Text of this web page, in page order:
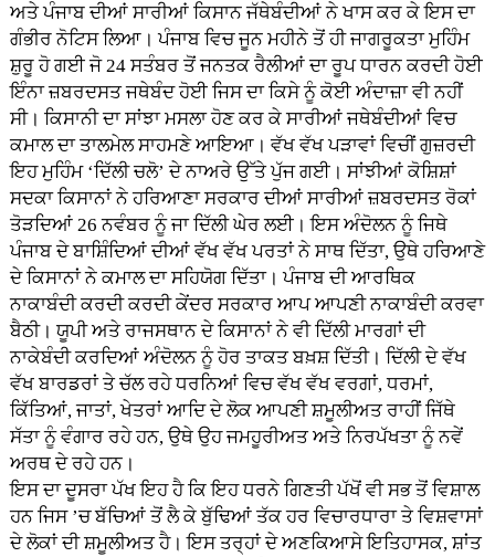
ਅਤੇ ਪੰਜਾਬ ਦੀਆਂ ਸਾਰੀਆਂ ਕਿਸਾਨ ਜੱਥੇਬੰਦੀਆਂ ਨੇ ਖਾਸ ਕਰ ਕੇ ਇਸ ਦਾ
ਗੰਭੀਰ ਨੋਟਿਸ ਲਿਆ। ਪੰਜਾਬ ਵਿਚ ਜੂਨ ਮਹੀਨੇ ਤੋਂ ਹੀ ਜਾਗਰੂਕਤਾ ਮੁਹਿੰਮ
ਸ਼ੁਰੂ ਹੋ ਗਈ ਜੋ 24 ਸਤੰਬਰ ਤੋਂ ਜਨਤਕ ਰੈਲੀਆਂ ਦਾ ਰੂਪ ਧਾਰਨ ਕਰਦੀ ਹੋਈ
ਇੰਨਾ ਜ਼ਬਰਦਸਤ ਜਥੇਬੰਦ ਹੋਈ ਜਿਸ ਦਾ ਕਿਸੇ ਨੂੰ ਕੋਈ ਅੰਦਾਜ਼ਾ ਵੀ ਨਹੀਂ
ਸੀ। ਕਿਸਾਨੀ ਦਾ ਸਾਂਝਾ ਮਸਲਾ ਹੋਣ ਕਰ ਕੇ ਸਾਰੀਆਂ ਜਥੇਬੰਦੀਆਂ ਵਿਚ
ਕਮਾਲ ਦਾ ਤਾਲਮੇਲ ਸਾਹਮਣੇ ਆਇਆ। ਵੱਖ ਵੱਖ ਪੜਾਵਾਂ ਵਿਚੀਂ ਗੁਜ਼ਰਦੀ
ਇਹ ਮੁਹਿੰਮ ‘ਦਿੱਲੀ ਚਲੋ’ ਦੇ ਨਾਅਰੇ ਉੱਤੇ ਪੁੱਜ ਗਈ। ਸਾਂਝੀਆਂ ਕੋਸ਼ਿਸ਼ਾਂ
ਸਦਕਾ ਕਿਸਾਨਾਂ ਨੇ ਹਰਿਆਣਾ ਸਰਕਾਰ ਦੀਆਂ ਸਾਰੀਆਂ ਜ਼ਬਰਦਸਤ ਰੋਕਾਂ
ਤੋੜਦਿਆਂ 26 ਨਵੰਬਰ ਨੂੰ ਜਾ ਦਿੱਲੀ ਘੇਰ ਲਈ। ਇਸ ਅੰਦੋਲਨ ਨੂੰ ਜਿਥੇ
ਪੰਜਾਬ ਦੇ ਬਾਸ਼ਿੰਦਿਆਂ ਦੀਆਂ ਵੱਖ ਵੱਖ ਪਰਤਾਂ ਨੇ ਸਾਥ ਦਿੱਤਾ, ਉਥੇ ਹਰਿਆਣੇ
ਦੇ ਕਿਸਾਨਾਂ ਨੇ ਕਮਾਲ ਦਾ ਸਹਿਯੋਗ ਦਿੱਤਾ। ਪੰਜਾਬ ਦੀ ਆਰਥਿਕ
ਨਾਕਾਬੰਦੀ ਕਰਦੀ ਕਰਦੀ ਕੇਂਦਰ ਸਰਕਾਰ ਆਪ ਆਪਣੀ ਨਾਕਾਬੰਦੀ ਕਰਵਾ
ਬੈਠੀ। ਯੂਪੀ ਅਤੇ ਰਾਜਸਥਾਨ ਦੇ ਕਿਸਾਨਾਂ ਨੇ ਵੀ ਦਿੱਲੀ ਮਾਰਗਾਂ ਦੀ
ਨਾਕੇਬੰਦੀ ਕਰਦਿਆਂ ਅੰਦੋਲਨ ਨੂੰ ਹੋਰ ਤਾਕਤ ਬਖ਼ਸ਼ ਦਿੱਤੀ। ਦਿੱਲੀ ਦੇ ਵੱਖ
ਵੱਖ ਬਾਰਡਰਾਂ ਤੇ ਚੱਲ ਰਹੇ ਧਰਨਿਆਂ ਵਿਚ ਵੱਖ ਵੱਖ ਵਰਗਾਂ, ਧਰਮਾਂ,
ਕਿੱਤਿਆਂ, ਜਾਤਾਂ, ਖੇਤਰਾਂ ਆਦਿ ਦੇ ਲੋਕ ਆਪਣੀ ਸ਼ਮੂਲੀਅਤ ਰਾਹੀਂ ਜਿੱਥੇ
ਸੱਤਾ ਨੂੰ ਵੰਗਾਰ ਰਹੇ ਹਨ, ਉਥੇ ਉਹ ਜਮਹੂਰੀਅਤ ਅਤੇ ਨਿਰਪੱਖਤਾ ਨੂੰ ਨਵੇਂ
ਅਰਥ ਦੇ ਰਹੇ ਹਨ।
ਇਸ ਦਾ ਦੂਸਰਾ ਪੱਖ ਇਹ ਹੈ ਕਿ ਇਹ ਧਰਨੇ ਗਿਣਤੀ ਪੱਖੋਂ ਵੀ ਸਭ ਤੋਂ ਵਿਸ਼ਾਲ
ਹਨ ਜਿਸ ’ਚ ਬੱਚਿਆਂ ਤੋਂ ਲੈ ਕੇ ਬੁੱਢਿਆਂ ਤੱਕ ਹਰ ਵਿਚਾਰਧਾਰਾ ਤੇ ਵਿਸ਼ਵਾਸਾਂ
ਦੇ ਲੋਕਾਂ ਦੀ ਸ਼ਮੂਲੀਅਤ ਹੈ। ਇਸ ਤਰ੍ਹਾਂ ਦੇ ਅਣਕਿਆਸੇ ਇਤਿਹਾਸਕ, ਸ਼ਾਂਤ